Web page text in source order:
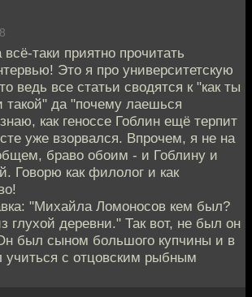
таки приятно прочитать
Это я про университетскую
ведь все статьи сводятся к "как ты
да "почему лаешься
как геноссе Гоблин ещё терпит
уже взорвался. Впрочем, я не на
браво обоим - и Гоблину и
Говорю как филолог и как
"Михайла Ломоносов кем был?
глухой деревни." Так вот, не был он
был сыном большого купчины и в
учиться с отцовским рыбным